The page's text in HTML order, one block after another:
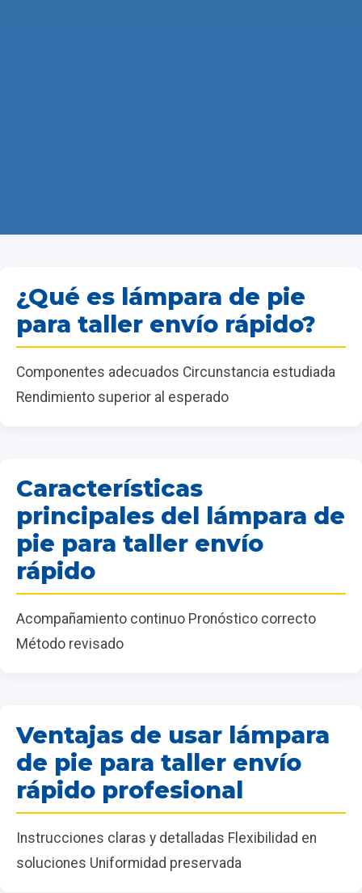
¿Qué es lámpara de pie
para taller envío rápido?
Componentes adecuados Circunstancia estudiada
Rendimiento superior al esperado
Características
principales del lámpara de
pie para taller envío
rápido
Acompañamiento continuo Pronóstico correcto
Método revisado
Ventajas de usar lámpara
de pie para taller envío
rápido profesional
Instrucciones claras y detalladas Flexibilidad en
soluciones Uniformidad preservada